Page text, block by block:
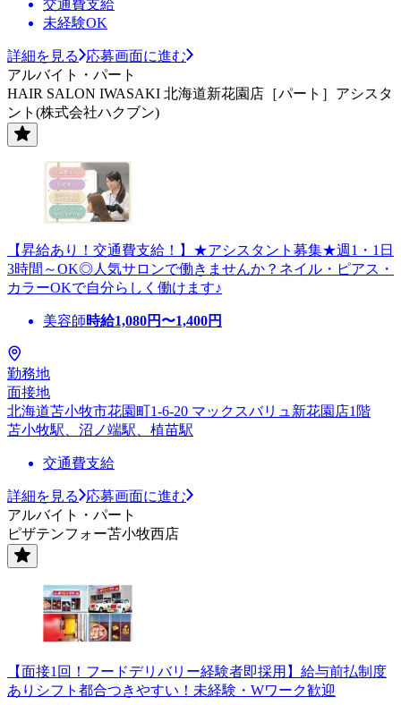
交通費支給
未経験OK
詳細を見る
応募画面に進む
アルバイト・パート
HAIR SALON IWASAKI 北海道新花園店［パート］アシスタ
ント(株式会社ハクブン)
【昇給あり！交通費支給！】★アシスタント募集★週1・1日
3時間～OK◎人気サロンで働きませんか？ネイル・ピアス・
カラーOKで自分らしく働けます♪
美容師時給1,080円〜1,400円
勤務地
面接地
北海道苫小牧市花園町1-6-20 マックスバリュ新花園店1階
苫小牧駅、沼ノ端駅、植苗駅
交通費支給
詳細を見る
応募画面に進む
アルバイト・パート
ピザテンフォー苫小牧西店
【面接1回！フードデリバリー経験者即採用】給与前払制度
ありシフト都合つきやすい！未経験・Wワーク歓迎